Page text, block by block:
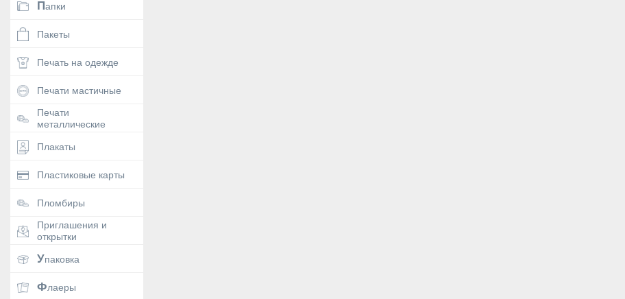
Папки
Пакеты
Печать на одежде
Печати мастичные
Печати
металлические
Плакаты
Пластиковые карты
Пломбиры
Приглашения и
открытки
Упаковка
Флаеры